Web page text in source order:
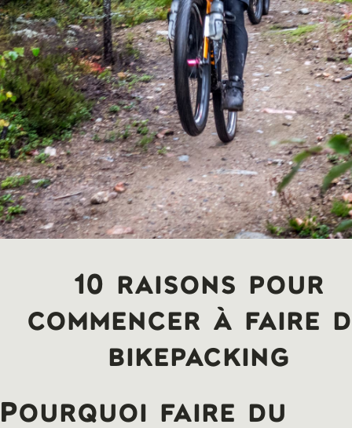
10 raisons pour
commencer à faire
bikepacking
Pourquoi faire du